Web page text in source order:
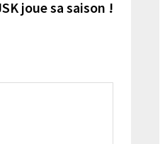
suivante :
joue sa saison !